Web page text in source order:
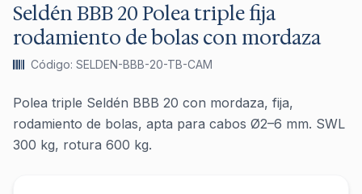
Seldén BBB 20 Polea triple fija
rodamiento de bolas con mordaza
Código: SELDEN-BBB-20-TB-CAM
Polea triple Seldén BBB 20 con mordaza, fija,
rodamiento de bolas, apta para cabos Ø2–6 mm. SWL
300 kg, rotura 600 kg.